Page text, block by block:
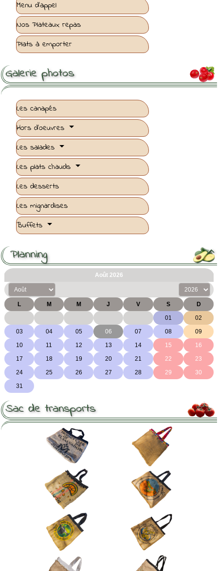
Menu d'appel
Nos Plateaux repas
Plats à emporter

Galerie photos
Les canapés
Hors d'oeuvres
Les salades
Les plats chauds
Les desserts
Les mignardises
Buffets

Planning
Sac de transports